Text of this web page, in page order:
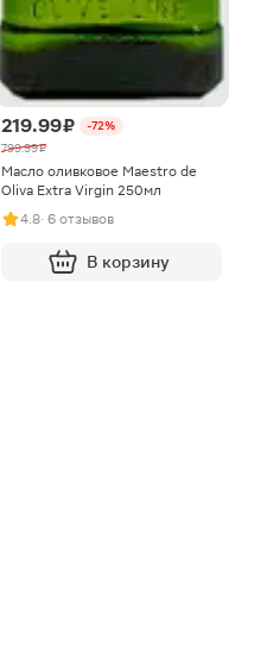
219.99 ₽
-72%
799.99 ₽
Масло оливковое Maestro de
Oliva Extra Virgin 250мл
4.8· 6 отзывов
В корзину